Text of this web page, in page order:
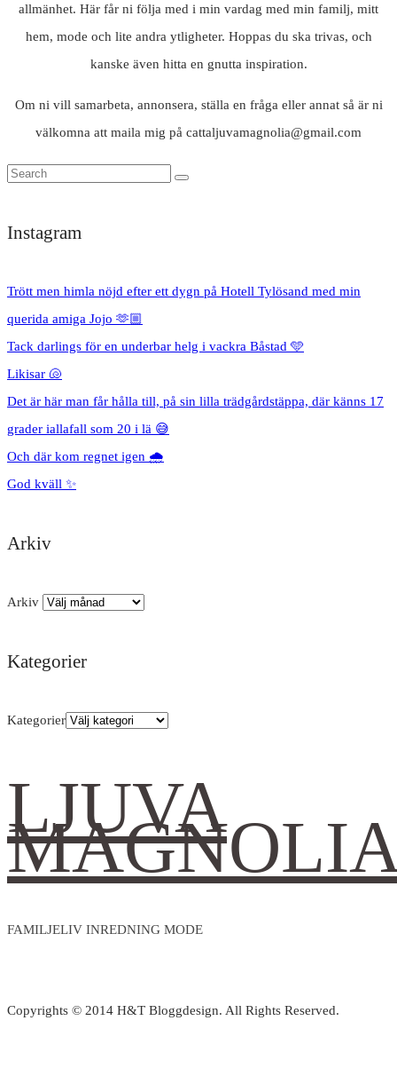
allmänhet. Här får ni följa med i min vardag med min familj, mitt
hem, mode och lite andra ytligheter. Hoppas du ska trivas, och
kanske även hitta en gnutta inspiration.
Om ni vill samarbeta, annonsera, ställa en fråga eller annat så är ni
välkomna att maila mig på cattaljuvamagnolia@gmail.com
Instagram
Trött men himla nöjd efter ett dygn på Hotell Tylösand med min
querida amiga Jojo 🫶🏼
Tack darlings för en underbar helg i vackra Båstad 🩵
Likisar 🐚
Det är här man får hålla till, på sin lilla trädgårdstäppa, där känns 17
grader iallafall som 20 i lä 😅
Och där kom regnet igen 🌧️
God kväll ✨
Arkiv
Arkiv
Kategorier
Kategorier
LJUVA
FAMILJELIV INREDNING MODE
Copyrights © 2014 H&T Bloggdesign. All Rights Reserved.